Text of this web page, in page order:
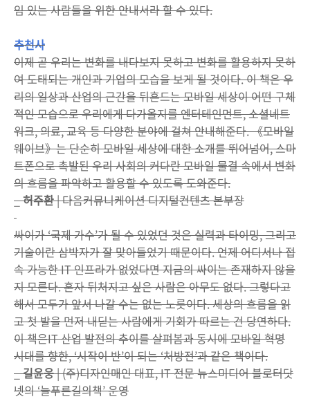
임 있는 사람들을 위한 안내서라 할 수 있다.
추천사
이제 곧 우리는 변화를 내다보지 못하고 변화를 활용하지 못하
여 도태되는 개인과 기업의 모습을 보게 될 것이다. 이 책은 우
리의 일상과 산업의 근간을 뒤흔드는 모바일 세상이 어떤 구체
적인 모습으로 우리에게 다가올지를 엔터테인먼트, 소셜네트
워크, 의료, 교육 등 다양한 분야에 걸쳐 안내해준다. 《모바일
웨이브》는 단순히 모바일 세상에 대한 소개를 뛰어넘어, 스마
트폰으로 촉발된 우리 사회의 커다란 모바일 물결 속에서 변화
의 흐름을 파악하고 활용할 수 있도록 도와준다.
_허주환| 다음커뮤니케이션 디지털컨텐츠 본부장
싸이가 ‘국제 가수’가 될 수 있었던 것은 실력과 타이밍, 그리고
기술이란 삼박자가 잘 맞아들었기 때문이다. 언제 어디서나 접
속 가능한 IT 인프라가 없었다면 지금의 싸이는 존재하지 않을
지 모른다. 혼자 뒤처지고 싶은 사람은 아무도 없다. 그렇다고
해서 모두가 앞서 나갈 수는 없는 노릇이다. 세상의 흐름을 읽
고 첫 발을 먼저 내딛는 사람에게 기회가 따르는 건 당연하다.
이 책은IT 산업 발전의 추이를 살펴봄과 동시에 모바일 혁명
시대를 향한, ‘시작이 반’이 되는 ‘처방전’과 같은 책이다.
_길윤웅| (주)디자인매인 대표, IT 전문 뉴스미디어 블로터닷
넷의 ‘늘푸른길의책’ 운영